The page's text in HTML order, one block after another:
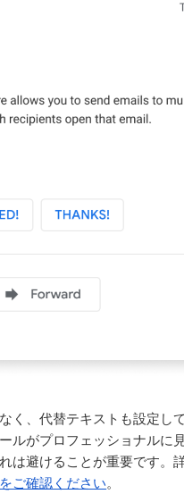
く、代替テキストも設定し
ルがプロフェッショナルに
は避けることが重要です。
ご確認ください。